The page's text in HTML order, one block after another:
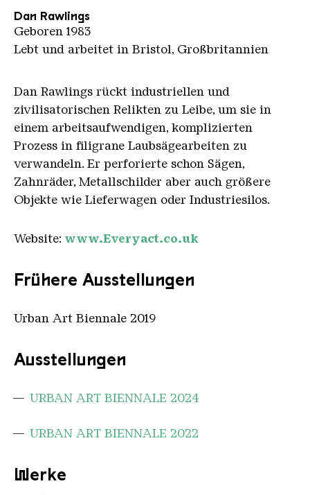
Dan Rawlings
Geboren 1983
Lebt und arbeitet in Bristol, Großbritannien
Dan Rawlings rückt industriellen und
zivilisatorischen Relikten zu Leibe, um sie in
einem arbeitsaufwendigen, komplizierten
Prozess in filigrane Laubsägearbeiten zu
verwandeln. Er perforierte schon Sägen,
Zahnräder, Metallschilder aber auch größere
Objekte wie Lieferwagen oder Industriesilos.
Website: www.Everyact.co.uk
Frühere Ausstellungen
Urban Art Biennale 2019
Ausstellungen
URBAN ART BIENNALE 2024
URBAN ART BIENNALE 2022
Werke